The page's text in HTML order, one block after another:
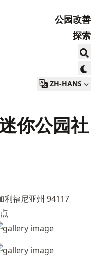
公园改善
探索
ZH-HANS
你公园社
利福尼亚州 94117